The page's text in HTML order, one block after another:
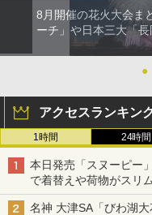
8月開催の花火大会ま
ーチ」や日本三大「
●
アクセスランキン
1時間 24時間
本日発売「スヌーピー
で着替えや荷物がスリ
名神 大津SA「びわ湖